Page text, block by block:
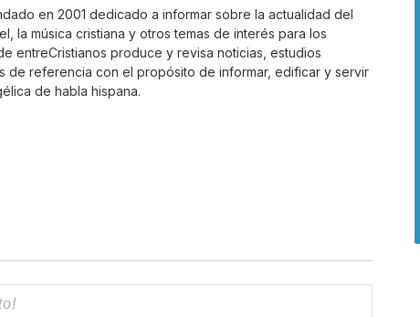
en 2001 dedicado a informar sobre la actualidad del
la música cristiana y otros temas de interés para los
entreCristianos produce y revisa noticias, estudios
de referencia con el propósito de informar, edificar y servir
de habla hispana.